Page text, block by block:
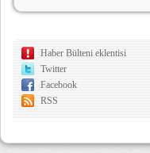
Haber Bülteni eklentisi
Twitter
Facebook
RSS